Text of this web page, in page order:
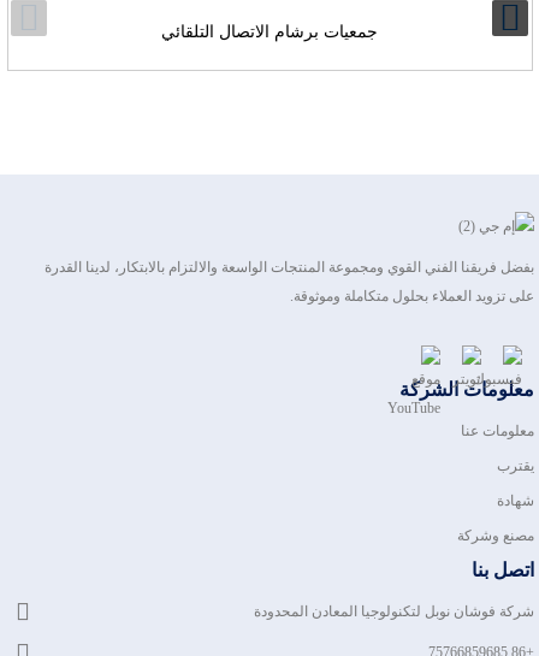
جمعيات برشام الاتصال التلقائي
بفضل فريقنا الفني القوي ومجموعة المنتجات الواسعة والالتزام بالابتكار، لدينا القدرة
على تزويد العملاء بحلول متكاملة وموثوقة.
معلومات الشركة
معلومات عنا
يقترب
شهادة
مصنع وشركة
اتصل بنا
شركة فوشان نوبل لتكنولوجيا المعادن المحدودة
+86 75766859685